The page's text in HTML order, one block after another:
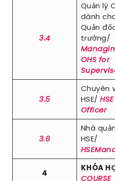
3.4
Quản lý
dành
Quản
trưởng/
OHS for
3.5
Chuyên
HSE/ HSE
Officer
3.6
Nhà
HSE/
4
KHÓA
COURSE